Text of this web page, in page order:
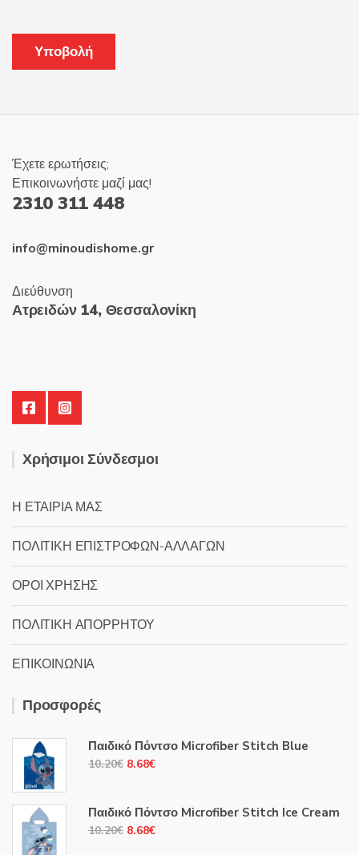
Έχετε ερωτήσεις;
Επικοινωνήστε μαζί μας!
2310 311 448
info@minoudishome.gr
Διεύθυνση
Ατρειδών 14, Θεσσαλονίκη
Χρήσιμοι Σύνδεσμοι
Η ΕΤΑΙΡΙΑ ΜΑΣ
ΠΟΛΙΤΙΚΗ ΕΠΙΣΤΡΟΦΩΝ-ΑΛΛΑΓΩΝ
ΟΡΟΙ ΧΡΗΣΗΣ
ΠΟΛΙΤΙΚΗ ΑΠΟΡΡΗΤΟΥ
ΕΠΙΚΟΙΝΩΝΙΑ
Προσφορές
Παιδικό Πόντσο Microfiber Stitch Blue
10.20€ Original
10.20€.
8.68€Η
είναι:
8.68€.
Παιδικό Πόντσο Microfiber Stitch Ice Cream
10.20€ Original
8.68€Η